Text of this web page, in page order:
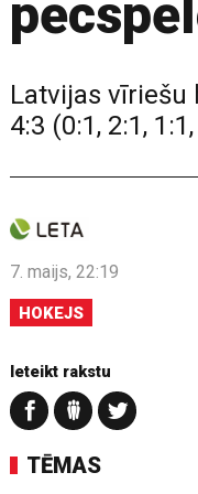
Latvijas vīriešu
4:3 (0:1, 2:1,
7. maijs, 22:19
HOKEJS
Ieteikt rakstu
TĒMAS